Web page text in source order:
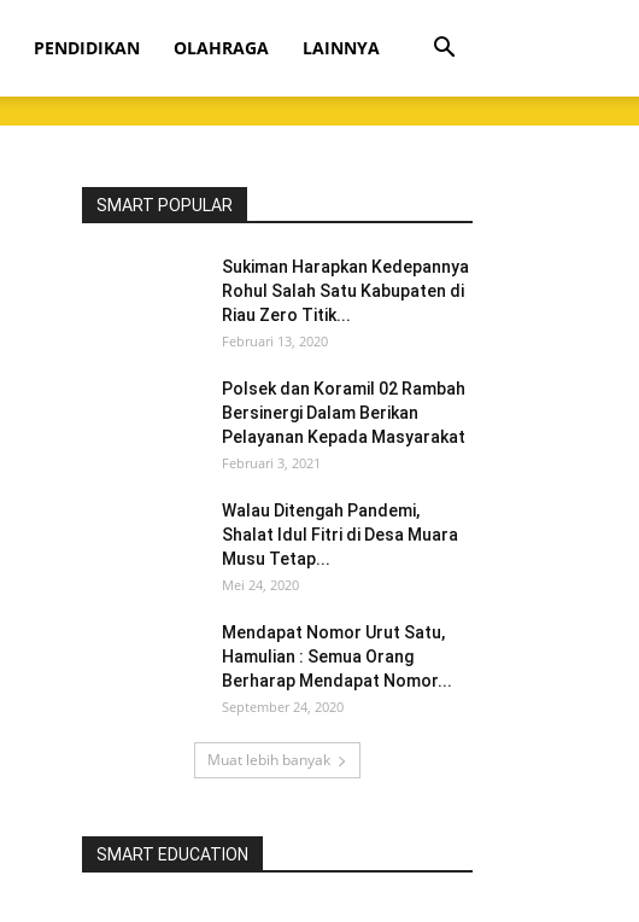
PENDIDIKAN OLAHRAGA LAINNYA
SMART POPULAR
Sukiman Harapkan Kedepannya
Rohul Salah Satu Kabupaten di
Riau Zero Titik...
Februari 13, 2020
Polsek dan Koramil 02 Rambah
Bersinergi Dalam Berikan
Pelayanan Kepada Masyarakat
Februari 3, 2021
Walau Ditengah Pandemi,
Shalat Idul Fitri di Desa Muara
Musu Tetap...
Mei 24, 2020
Mendapat Nomor Urut Satu,
Hamulian : Semua Orang
Berharap Mendapat Nomor...
September 24, 2020
Muat lebih banyak
SMART EDUCATION